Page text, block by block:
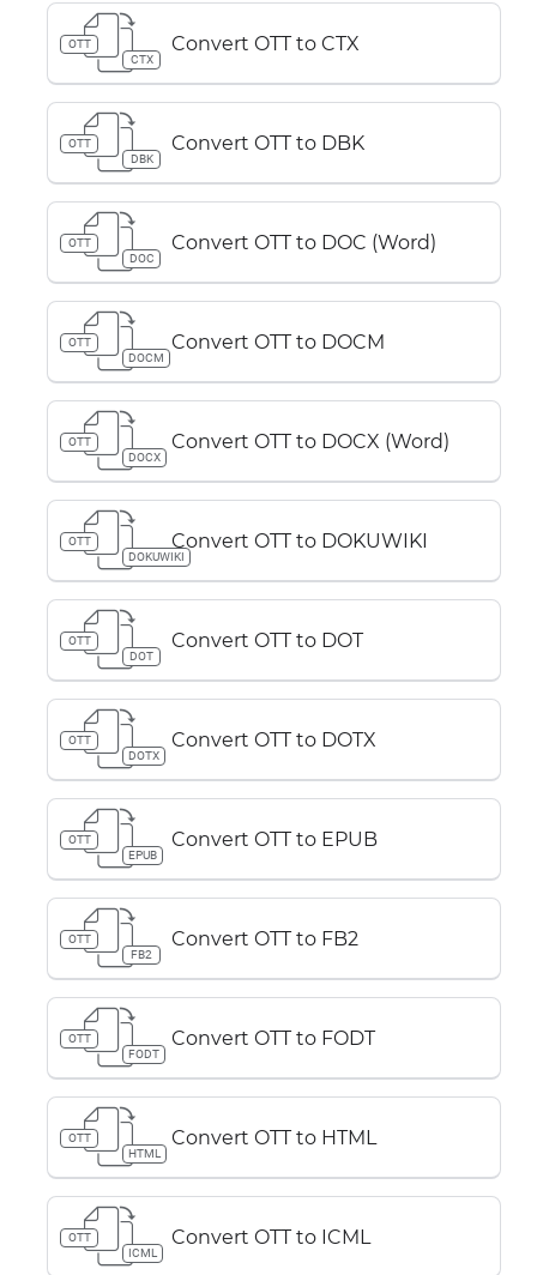
OTT
CTX
Convert OTT to CTX
OTT
DBK
Convert OTT to DBK
OTT
DOC
Convert OTT to DOC (Word)
OTT
DOCM
Convert OTT to DOCM
OTT
DOCX
Convert OTT to DOCX (Word)
OTT
DOKUWIKI
Convert OTT to DOKUWIKI
OTT
DOT
Convert OTT to DOT
OTT
DOTX
Convert OTT to DOTX
OTT
EPUB
Convert OTT to EPUB
OTT
FB2
Convert OTT to FB2
OTT
FODT
Convert OTT to FODT
OTT
HTML
Convert OTT to HTML
OTT
ICML
Convert OTT to ICML